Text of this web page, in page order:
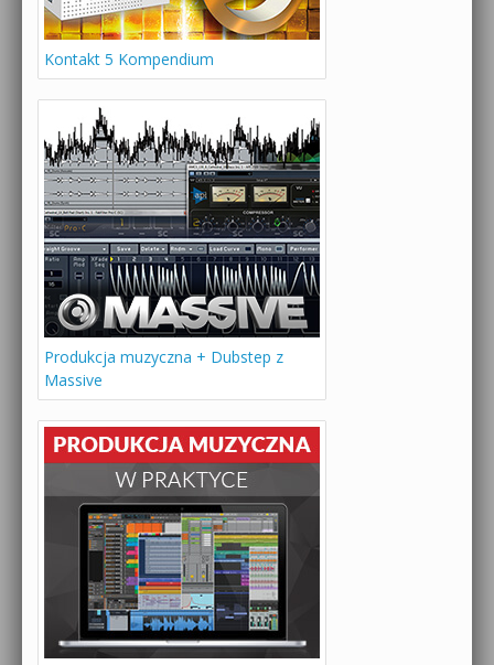
Kontakt 5 Kompendium
Produkcja muzyczna + Dubstep z
Massive